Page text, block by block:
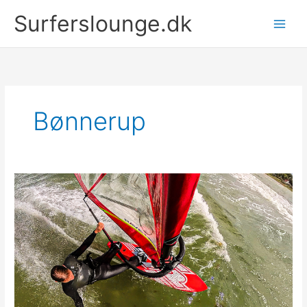
Surferslounge.dk
Bønnerup